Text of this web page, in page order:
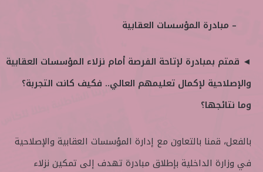
– مبادرة المؤسسات العقابية
◄ قمتم بمبادرة لإتاحة الفرصة أمام نزلاء المؤسسات العقابية
والإصلاحية لإكمال تعليمهم العالي.. فكيف كانت التجربة؟
وما نتائجها؟
بالفعل، قمنا بالتعاون مع إدارة المؤسسات العقابية والإصلاحية
في وزارة الداخلية بإطلاق مبادرة تهدف إلى تمكين نزلاء